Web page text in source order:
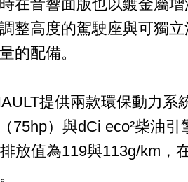
在音響面版也以鍍金屬
整高度的駕駛座與可獨
的配備。
提供兩款環保動力系
75hp）與dCi eco²柴油
放值為119與113g/km，